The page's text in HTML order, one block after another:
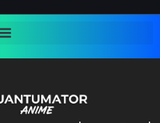
2000